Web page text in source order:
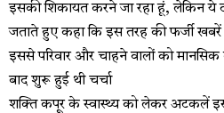
इसकी शिकायत करने जा रहा हूं, लेकिन ये
जताते हुए कहा कि इस तरह की फर्जी
इससे परिवार और चाहने वालों को
बाद शुरू हुई थी चर्चा
शक्ति कपूर के स्वास्थ्य को लेकर अटकलें